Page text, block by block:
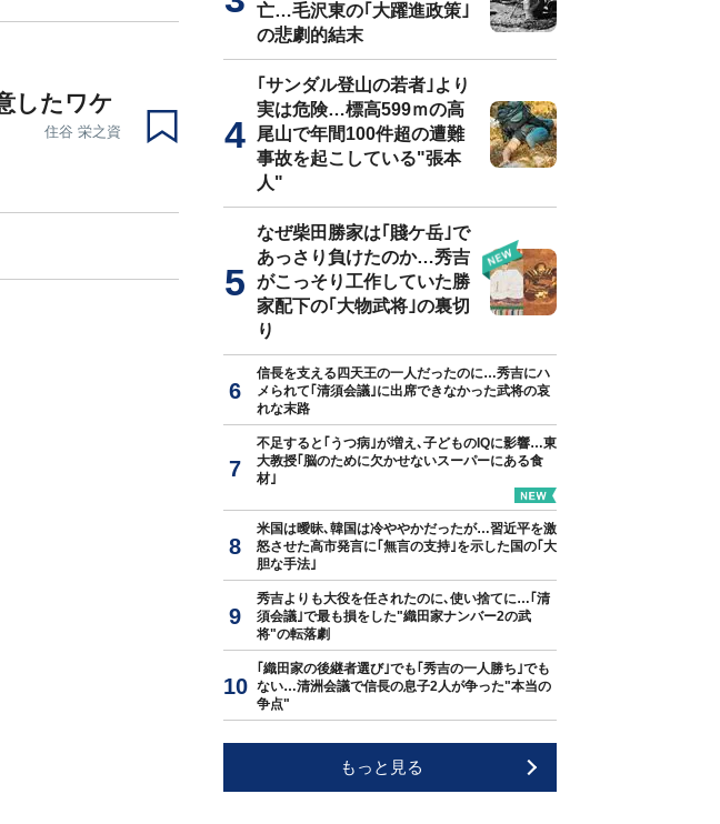
したワケ
住谷 栄之資
亡…毛沢東の｢大躍進政策｣
の悲劇的結末
｢サンダル登山の若者｣より
実は危険…標高599ｍの高
尾山で年間100件超の遭難
事故を起こしている"張本
人"
なぜ柴田勝家は｢賤ケ岳｣で
あっさり負けたのか…秀吉
がこっそり工作していた勝
家配下の｢大物武将｣の裏切
り
信長を支える四天王の一人だったのに…秀吉にハ
メられて｢清須会議｣に出席できなかった武将の哀
れな末路
不足すると｢うつ病｣が増え､子どものIQに影響…東
大教授｢脳のために欠かせないスーパーにある食
材｣
米国は曖昧､韓国は冷ややかだったが…習近平を激
怒させた高市発言に｢無言の支持｣を示した国の｢大
胆な手法｣
秀吉よりも大役を任されたのに､使い捨てに…｢清
須会議｣で最も損をした"織田家ナンバー2の武
将"の転落劇
｢織田家の後継者選び｣でも｢秀吉の一人勝ち｣でも
ない…清洲会議で信長の息子2人が争った"本当の
争点"
もっと見る